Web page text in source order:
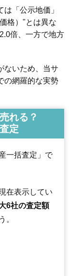
「公示地価」
格）"とは異な
倍、一方で地方
ないため、当サ
の網羅的な実勢
れる？
定
一括査定」で
在表示してい
6社の査定額
。